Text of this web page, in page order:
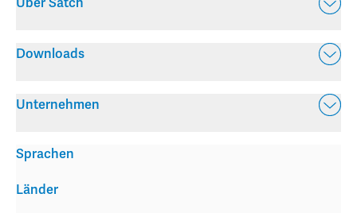
Downloads
Unternehmen
Sprachen
Länder